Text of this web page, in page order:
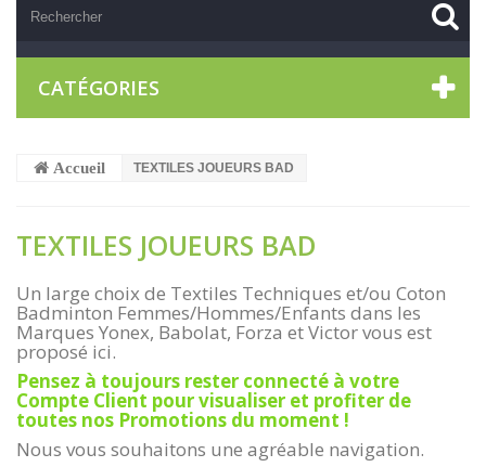
CATÉGORIES
Accueil TEXTILES JOUEURS BAD
TEXTILES JOUEURS BAD
Un large choix de Textiles Techniques et/ou Coton
Badminton Femmes/Hommes/Enfants dans les
Marques Yonex, Babolat, Forza et Victor vous est
proposé ici.
Pensez à toujours rester connecté à votre
Compte Client pour visualiser et profiter de
toutes nos Promotions du moment !
Nous vous souhaitons une agréable navigation.